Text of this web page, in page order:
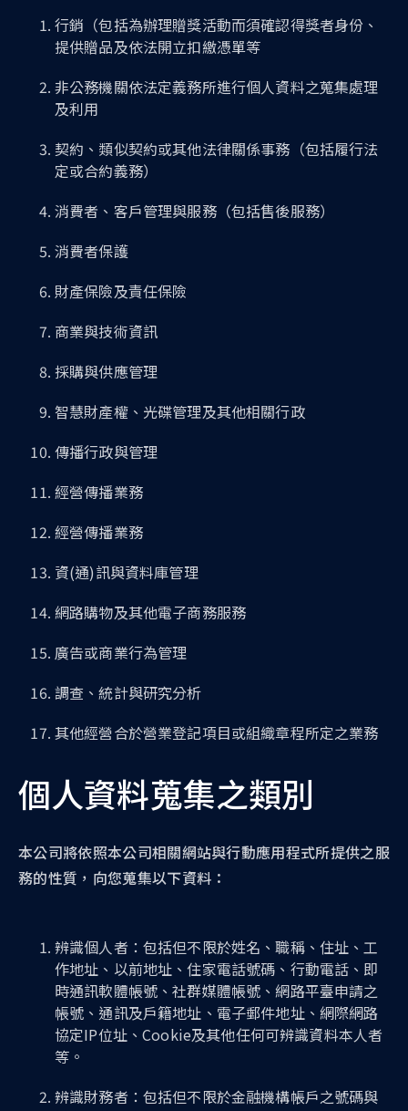
行銷（包括為辦理贈獎活動而須確認得獎者身份、
提供贈品及依法開立扣繳憑單等
非公務機關依法定義務所進行個人資料之蒐集處理
及利用
契約、類似契約或其他法律關係事務（包括履行法
定或合約義務）
消費者、客戶管理與服務（包括售後服務）
消費者保護
財產保險及責任保險
商業與技術資訊
採購與供應管理
智慧財產權、光碟管理及其他相關行政
傳播行政與管理
經營傳播業務
經營傳播業務
資(通)訊與資料庫管理
網路購物及其他電子商務服務
廣告或商業行為管理
調查、統計與研究分析
其他經營合於營業登記項目或組織章程所定之業務
個人資料蒐集之類別
本公司將依照本公司相關網站與行動應用程式所提供之服
務的性質，向您蒐集以下資料：
辨識個人者：包括但不限於姓名、職稱、住址、工
作地址、以前地址、住家電話號碼、行動電話、即
時通訊軟體帳號、社群媒體帳號、網路平臺申請之
帳號、通訊及戶籍地址、電子郵件地址、網際網路
協定IP位址、Cookie及其他任何可辨識資料本人者
等。
辨識財務者：包括但不限於金融機構帳戶之號碼與